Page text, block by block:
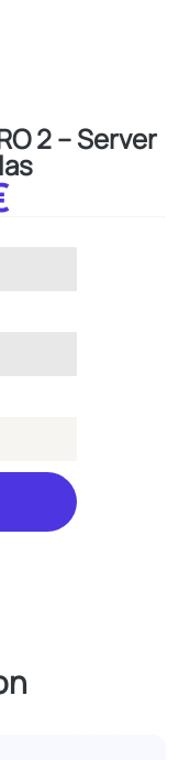
2 – Server